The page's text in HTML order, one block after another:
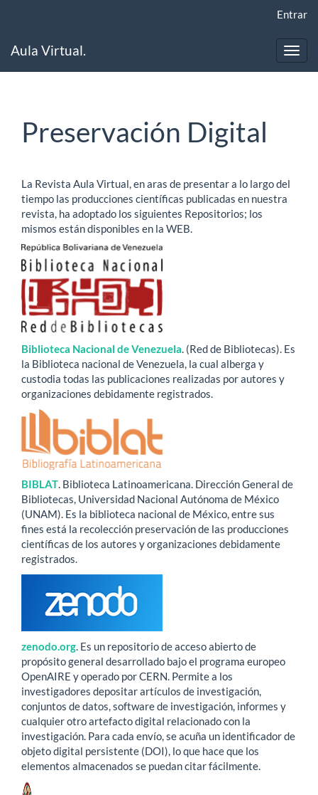
principal
Entrar
Aula Virtual.
Preservación Digital
La Revista Aula Virtual, en aras de presentar a lo largo del
tiempo las producciones científicas publicadas en nuestra
revista, ha adoptado los siguientes Repositorios; los
mismos están disponibles en la WEB.
Biblioteca Nacional de Venezuela. (Red de Bibliotecas). Es
la Biblioteca nacional de Venezuela, la cual alberga y
custodia todas las publicaciones realizadas por autores y
organizaciones debidamente registrados.
BIBLAT. Biblioteca Latinoamericana. Dirección General de
Bibliotecas, Universidad Nacional Autónoma de México
(UNAM). Es la biblioteca nacional de México, entre sus
fines está la recolección preservación de las producciones
científicas de los autores y organizaciones debidamente
registrados.
zenodo.org. Es un repositorio de acceso abierto de
propósito general desarrollado bajo el programa europeo
OpenAIRE y operado por CERN.​ Permite a los
investigadores depositar artículos de investigación,
conjuntos de datos, software de investigación, informes y
cualquier otro artefacto digital relacionado con la
investigación. Para cada envío, se acuña un identificador de
objeto digital persistente (DOI), lo que hace que los
elementos almacenados se puedan citar fácilmente.